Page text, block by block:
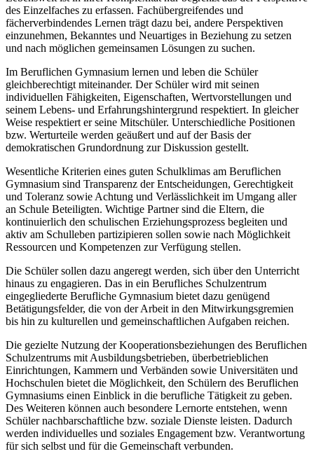
des Einzelfaches zu erfassen. Fachübergreifendes und
fächerverbindendes Lernen trägt dazu bei, andere Perspektiven
einzunehmen, Bekanntes und Neuartiges in Beziehung zu setzen
und nach möglichen gemeinsamen Lösungen zu suchen.
Im Beruflichen Gymnasium lernen und leben die Schüler
gleichberechtigt miteinander. Der Schüler wird mit seinen
individuellen Fähigkeiten, Eigenschaften, Wertvorstellungen und
seinem Lebens- und Erfahrungshintergrund respektiert. In gleicher
Weise respektiert er seine Mitschüler. Unterschiedliche Positionen
bzw. Werturteile werden geäußert und auf der Basis der
demokratischen Grundordnung zur Diskussion gestellt.
Wesentliche Kriterien eines guten Schulklimas am Beruflichen
Gymnasium sind Transparenz der Entscheidungen, Gerechtigkeit
und Toleranz sowie Achtung und Verlässlichkeit im Umgang aller
an Schule Beteiligten. Wichtige Partner sind die Eltern, die
kontinuierlich den schulischen Erziehungsprozess begleiten und
aktiv am Schulleben partizipieren sollen sowie nach Möglichkeit
Ressourcen und Kompetenzen zur Verfügung stellen.
Die Schüler sollen dazu angeregt werden, sich über den Unterricht
hinaus zu engagieren. Das in ein Berufliches Schulzentrum
eingegliederte Berufliche Gymnasium bietet dazu genügend
Betätigungsfelder, die von der Arbeit in den Mitwirkungsgremien
bis hin zu kulturellen und gemeinschaftlichen Aufgaben reichen.
Die gezielte Nutzung der Kooperationsbeziehungen des Beruflichen
Schulzentrums mit Ausbildungsbetrieben, überbetrieblichen
Einrichtungen, Kammern und Verbänden sowie Universitäten und
Hochschulen bietet die Möglichkeit, den Schülern des Beruflichen
Gymnasiums einen Einblick in die berufliche Tätigkeit zu geben.
Des Weiteren können auch besondere Lernorte entstehen, wenn
Schüler nachbarschaftliche bzw. soziale Dienste leisten. Dadurch
werden individuelles und soziales Engagement bzw. Verantwortung
für sich selbst und für die Gemeinschaft verbunden.